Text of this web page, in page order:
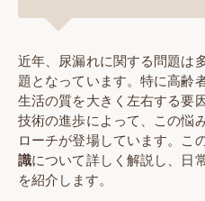
近年、尿漏れに関する問題は
題となっています。特に高齢
生活の質を大きく左右する要
技術の進歩によって、この悩
ローチが登場しています。こ
識について詳しく解説し、日
を紹介します。